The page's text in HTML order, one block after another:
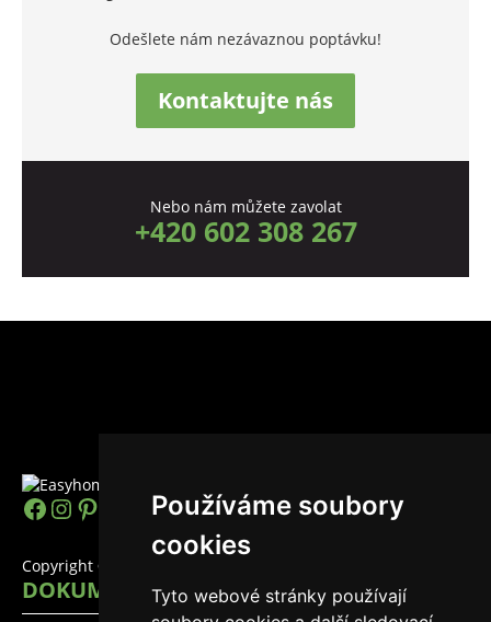
Používáme soubory
cookies
Tyto webové stránky používají
Odešlete nám nezávaznou poptávku!
Kontaktujte nás
Nebo nám můžete zavolat
+420 602 308 267
https://www.facebook.com/
Instagram
Pinterest
YouTube
LinkedIn
TikTok
Copyright © 2026 EasyHomes
DOKUMENTY